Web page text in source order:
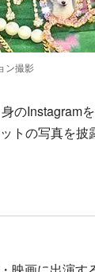
ン撮影
のInstagramを
トの写真を披